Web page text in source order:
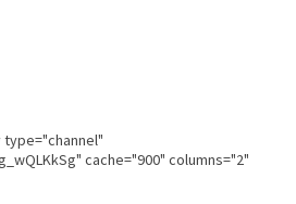
cache="900" columns="2"